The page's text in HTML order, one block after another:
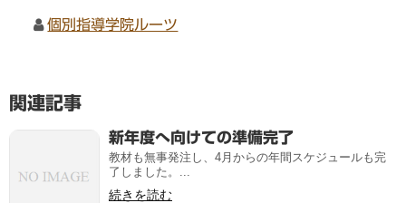
個別指導学院ルーツ
関連記事
新年度へ向けての準備完了
教材も無事発注し、4月からの年間スケジュールも完
了しました。...
続きを読む